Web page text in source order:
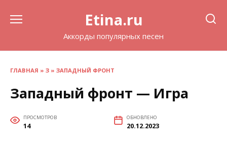
Etina.ru
Аккорды популярных песен
ГЛАВНАЯ » З » ЗАПАДНЫЙ ФРОНТ
Западный фронт — Игра
ПРОСМОТРОВ
14
ОБНОВЛЕНО
20.12.2023